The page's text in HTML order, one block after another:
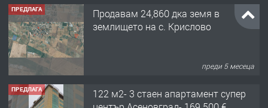
ПРЕДЛАГА
Продавам 24,860 дка земя в
землището на с. Крислово
преди 5 месеца
ПРЕДЛАГА
122 м2- 3 стаен апартамент супер